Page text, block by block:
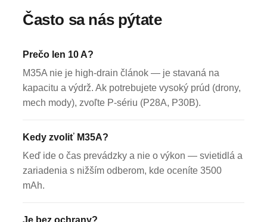
Často sa nás pýtate
Prečo len 10 A?
M35A nie je high-drain článok — je stavaná na
kapacitu a výdrž. Ak potrebujete vysoký prúd (drony,
mech mody), zvoľte P-sériu (P28A, P30B).
Kedy zvoliť M35A?
Keď ide o čas prevádzky a nie o výkon — svietidlá a
zariadenia s nižším odberom, kde oceníte 3500
mAh.
Je bez ochrany?